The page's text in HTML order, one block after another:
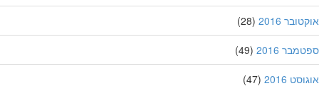
2016
(28)
2016
(49)
2016
(47)